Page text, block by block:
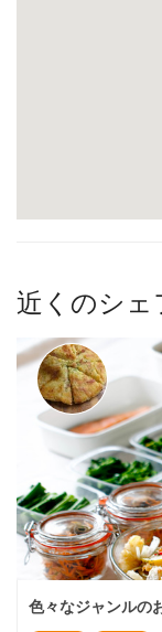
近くのシェ
色々なジャンルの